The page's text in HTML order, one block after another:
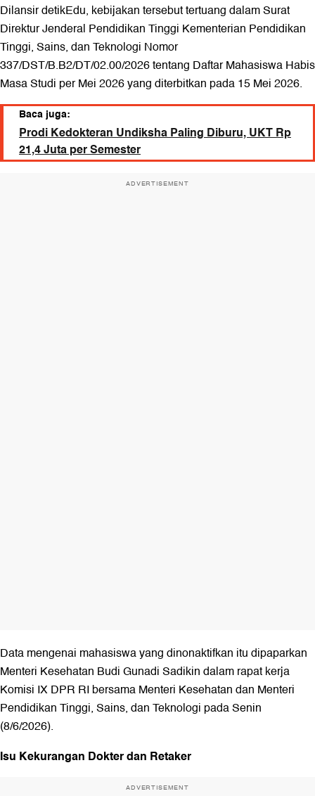
Dilansir detikEdu, kebijakan tersebut tertuang dalam Surat
Direktur Jenderal Pendidikan Tinggi Kementerian Pendidikan
Tinggi, Sains, dan Teknologi Nomor
337/DST/B.B2/DT/02.00/2026 tentang Daftar Mahasiswa Habis
Masa Studi per Mei 2026 yang diterbitkan pada 15 Mei 2026.
Baca juga:
Prodi Kedokteran Undiksha Paling Diburu, UKT Rp
21,4 Juta per Semester
ADVERTISEMENT
Data mengenai mahasiswa yang dinonaktifkan itu dipaparkan
Menteri Kesehatan Budi Gunadi Sadikin dalam rapat kerja
Komisi IX DPR RI bersama Menteri Kesehatan dan Menteri
Pendidikan Tinggi, Sains, dan Teknologi pada Senin
(8/6/2026).
Isu Kekurangan Dokter dan Retaker
ADVERTISEMENT